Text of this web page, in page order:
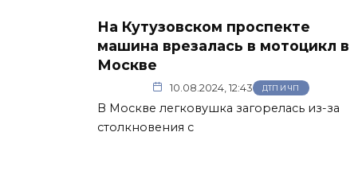
На Кутузовском проспекте
машина врезалась в мотоцикл в
Москве
10.08.2024, 12:43 ДТП И ЧП
В Москве легковушка загорелась из-за
столкновения с